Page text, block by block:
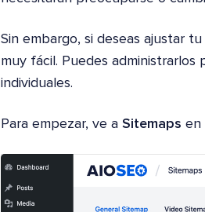
Sin embargo, si deseas ajustar
muy fácil. Puedes
individuales.
Para empezar, ve a Sitemaps en